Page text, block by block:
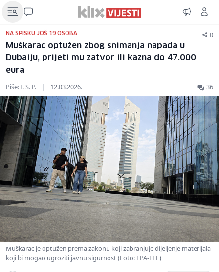
NA SPISKU JOŠ 19 OSOBA 0
Muškarac optužen zbog snimanja napada u
Dubaiju, prijeti mu zatvor ili kazna do 47.000
eura
Piše: I. S. P. | 12.03.2026. 36
Muškarac je optužen prema zakonu koji zabranjuje dijeljenje materijala
koji bi mogao ugroziti javnu sigurnost (Foto: EPA-EFE)